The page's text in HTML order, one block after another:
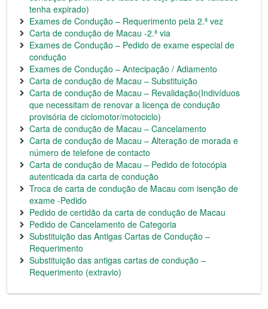
tenha expirado)
Exames de Condução – Requerimento pela 2.ª vez
Carta de condução de Macau -2.ª via
Exames de Condução – Pedido de exame especial de
condução
Exames de Condução – Antecipação / Adiamento
Carta de condução de Macau – Substituição
Carta de condução de Macau – Revalidação(Indivíduos
que necessitam de renovar a licença de condução
provisória de ciclomotor/motociclo)
Carta de condução de Macau – Cancelamento
Carta de condução de Macau – Alteração de morada e
número de telefone de contacto
Carta de condução de Macau – Pedido de fotocópia
autenticada da carta de condução
Troca de carta de condução de Macau com isenção de
exame -Pedido
Pedido de certidão da carta de condução de Macau
Pedido de Cancelamento de Categoria
Substituição das Antigas Cartas de Condução –
Requerimento
Substituição das antigas cartas de condução –
Requerimento (extravio)